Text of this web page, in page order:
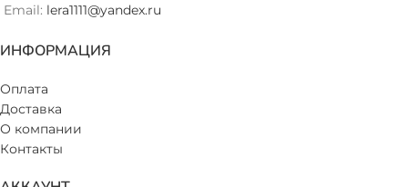
Email: lera1111@yandex.ru
ИНФОРМАЦИЯ
Оплата
Доставка
О компании
Контакты